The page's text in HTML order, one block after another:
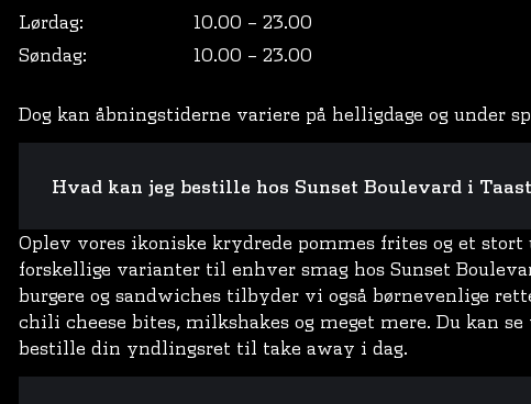
Lørdag:
10.00 – 23.00
Søndag:
10.00 – 23.00
Dog kan åbningstiderne variere på helligdage og under
Hvad kan jeg bestille hos Sunset Boulevard i
Oplev vores ikoniske krydrede pommes frites og et stort
forskellige varianter til enhver smag hos Sunset
burgere og sandwiches tilbyder vi også børnevenlige
chili cheese bites, milkshakes og meget mere. Du kan
bestille din yndlingsret til take away i dag.